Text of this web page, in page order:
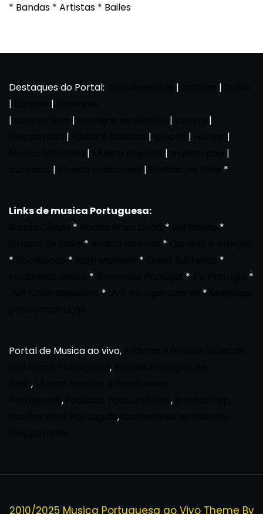
* Bandas * Artistas * Bailes
Destaques do Portal: | |
|
|
|
| |
|
| | |
|
| |
|
| | *
Links de musica Portuguesa:
* *
*
* *
*
* *
*
* *
*
* *
Portal de Musica ao vivo,
,
,
, ,
,
2010/2025 Musica Portuguesa ao Vivo Theme By